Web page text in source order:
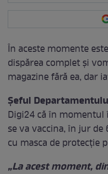
În aceste momente
dispărea complet și
magazine fără ea, dar
Șeful
Digi24 că în momentul
se va vaccina, în jur
cu masca de protecție
„La acest moment,